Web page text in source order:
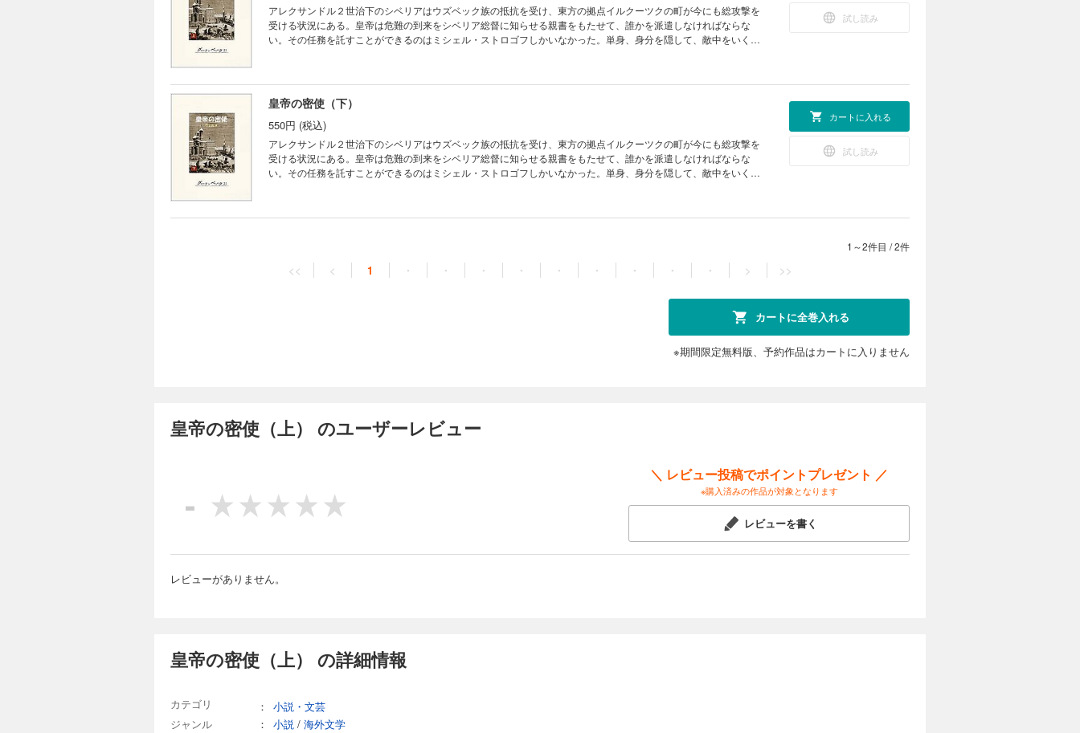
アレクサンドル２世治下のシベリアはウズベック族の抵抗を受け、東方の拠点イルクーツクの町が今にも総攻撃を
受ける状況にある。皇帝は危難の到来をシベリア総督に知らせる親書をもたせて、誰かを派遣しなければならな
い。その任務を託すことができるのはミシェル・ストロゴフしかいなかった。単身、身分を隠して、敵中をいくこ
試し読み
皇帝の密使（下）
550円 (税込)
アレクサンドル２世治下のシベリアはウズベック族の抵抗を受け、東方の拠点イルクーツクの町が今にも総攻撃を
受ける状況にある。皇帝は危難の到来をシベリア総督に知らせる親書をもたせて、誰かを派遣しなければならな
い。その任務を託すことができるのはミシェル・ストロゴフしかいなかった。単身、身分を隠して、敵中をいくこ
カートに入れる
試し読み
1～2件目 /2件
<< < 1 ・ ・ ・ ・ ・ ・ ・ ・ ・ > >>
カートに全巻入れる
※期間限定無料版、予約作品はカートに入りません
皇帝の密使（上） のユーザーレビュー
-
＼ レビュー投稿でポイントプレゼント ／
※購入済みの作品が対象となります
レビューを書く
レビューがありません。
皇帝の密使（上） の詳細情報
カテゴリ ：
小説・文芸
ジャンル
： 小説 / 海外文学